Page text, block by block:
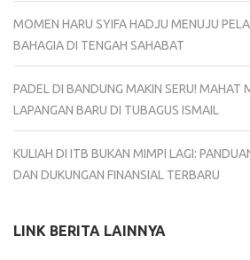
MOMEN HARU SYIFA HADJU MENUJU
BAHAGIA DI TENGAH SAHABAT
PADEL DI BANDUNG MAKIN SERU! MAHAT
LAPANGAN BARU DI TUBAGUS ISMAIL
KULIAH DI ITB BUKAN MIMPI LAGI:
DAN DUKUNGAN FINANSIAL TERBARU
LINK BERITA LAINNYA